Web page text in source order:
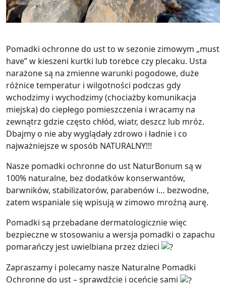
Pomadki ochronne do ust to w sezonie zimowym „must
have” w kieszeni kurtki lub torebce czy plecaku. Usta
narażone są na zmienne warunki pogodowe, duże
różnice temperatur i wilgotności podczas gdy
wchodzimy i wychodzimy (chociażby komunikacja
miejska) do ciepłego pomieszczenia i wracamy na
zewnątrz gdzie często chłód, wiatr, deszcz lub mróz.
Dbajmy o nie aby wyglądały zdrowo i ładnie i co
najważniejsze w sposób NATURALNY!!!
Nasze pomadki ochronne do ust NaturBonum są w
100% naturalne, bez dodatków konserwantów,
barwników, stabilizatorów, parabenów i… bezwodne,
zatem wspaniale się wpisują w zimowo mroźną aurę.
Pomadki są przebadane dermatologicznie więc
bezpieczne w stosowaniu a wersja pomadki o zapachu
pomarańczy jest uwielbiana przez dzieci
Zapraszamy i polecamy nasze Naturalne Pomadki
Ochronne do ust – sprawdźcie i oceńcie sami